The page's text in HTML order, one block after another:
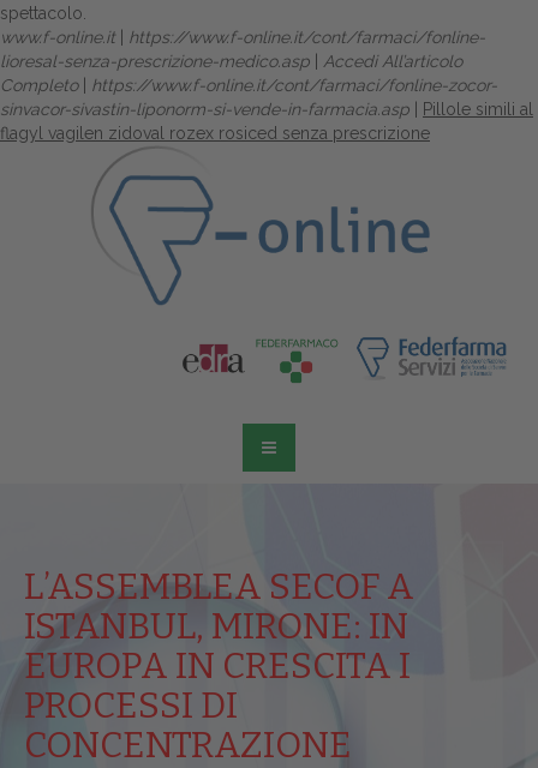
spettacolo.
www.f-online.it
https://www.f-online.it/cont/farmaci/fonline-
lioresal-senza-prescrizione-medico.asp
Accedi All’articolo
Completo| https://www.f-online.it/cont/farmaci/fonline-zocor-
sinvacor-sivastin-liponorm-si-vende-in-farmacia.asp
Pillole simili al
flagyl vagilen zidoval rozex rosiced senza prescrizione
L’ASSEMBLEA SECOF A
ISTANBUL, MIRONE: IN
EUROPA IN CRESCITA I
PROCESSI DI
CONCENTRAZIONE